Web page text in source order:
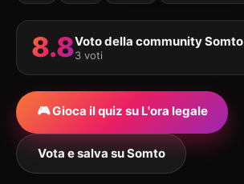
8.8Voto della community Somto
3 voti
🎮 Gioca il quiz su L'ora legale
Vota e salva su Somto